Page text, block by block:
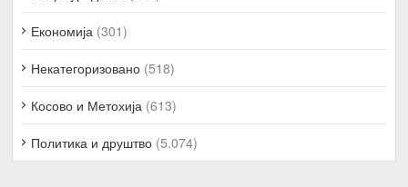
Економија (301)
Некатегоризовано (518)
Косово и Метохија (613)
Политика и друштво (5.074)